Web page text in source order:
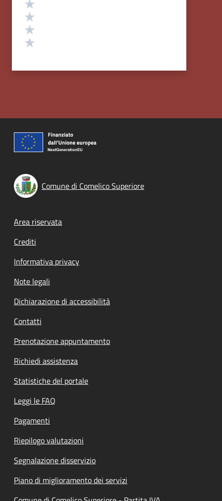
Comune di Comelico Superiore
Footer menu
Area riservata
Crediti
Informativa privacy
Note legali
Dichiarazione di accessibilità
Contatti
Prenotazione appuntamento
Richiedi assistenza
Statistiche del portale
Leggi le FAQ
Pagamenti
Riepilogo valutazioni
Segnalazione disservizio
Piano di miglioramento dei servizi